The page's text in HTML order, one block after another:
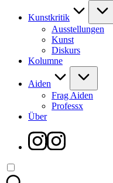
Kunstkritik
Ausstellungen
Kunst
Diskurs
Kolumne
Aiden
Frag Aiden
Professx
Über
Instagram